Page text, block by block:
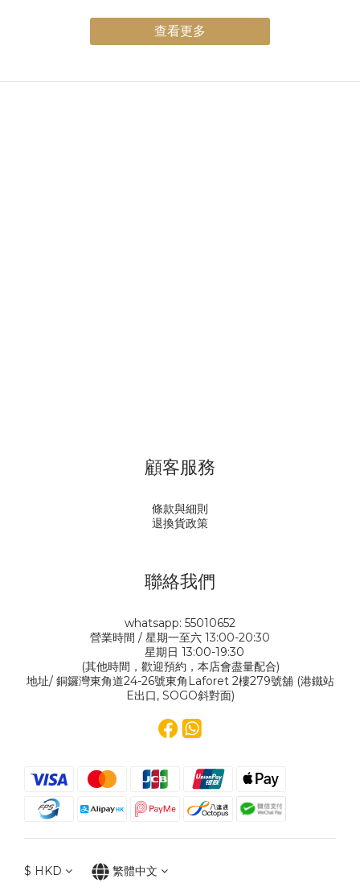
查看更多
顧客服務
條款與細則
退換貨政策
聯絡我們
whatsapp: 55010652
營業時間 / 星期一至六 13:00-20:30
星期日 13:00-19:30
(其他時間，歡迎預約，本店會盡量配合)
地址/ 銅鑼灣東角道24-26號東角Laforet 2樓279號舖 (港鐵站
E出口, SOGO斜對面)
$ HKD 繁體中文